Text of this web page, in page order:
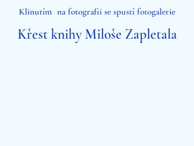
Klinutím na fotografii se spustí fotogalerie
Křest knihy Miloše Zapletala